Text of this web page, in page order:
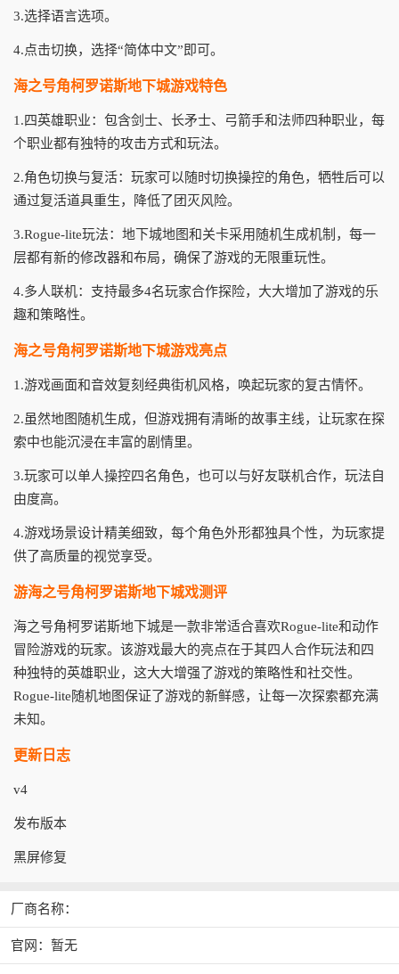
3.选择语言选项。
4.点击切换，选择“简体中文”即可。
海之号角柯罗诺斯地下城游戏特色
1.四英雄职业：包含剑士、长矛士、弓箭手和法师四种职业，每
个职业都有独特的攻击方式和玩法。
2.角色切换与复活：玩家可以随时切换操控的角色，牺牲后可以
通过复活道具重生，降低了团灭风险。
3.Rogue-lite玩法：地下城地图和关卡采用随机生成机制，每一
层都有新的修改器和布局，确保了游戏的无限重玩性。
4.多人联机：支持最多4名玩家合作探险，大大增加了游戏的乐
趣和策略性。
海之号角柯罗诺斯地下城游戏亮点
1.游戏画面和音效复刻经典街机风格，唤起玩家的复古情怀。
2.虽然地图随机生成，但游戏拥有清晰的故事主线，让玩家在探
索中也能沉浸在丰富的剧情里。
3.玩家可以单人操控四名角色，也可以与好友联机合作，玩法自
由度高。
4.游戏场景设计精美细致，每个角色外形都独具个性，为玩家提
供了高质量的视觉享受。
游海之号角柯罗诺斯地下城戏测评
海之号角柯罗诺斯地下城是一款非常适合喜欢Rogue-lite和动作
冒险游戏的玩家。该游戏最大的亮点在于其四人合作玩法和四
种独特的英雄职业，这大大增强了游戏的策略性和社交性。
Rogue-lite随机地图保证了游戏的新鲜感，让每一次探索都充满
未知。
更新日志
v4
发布版本
黑屏修复
厂商名称：
官网：暂无